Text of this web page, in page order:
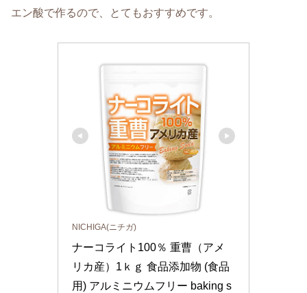
エン酸で作るので、とてもおすすめです。
NICHIGA(ニチガ)
ナーコライト100％ 重曹（アメ
リカ産）1ｋｇ 食品添加物 (食品
用) アルミニウムフリー baking s